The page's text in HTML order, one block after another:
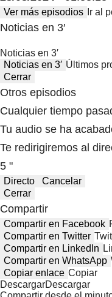
Ver más episodios Ir al
Noticias en 3′
Noticias en 3′
Noticias en 3′ Últimos
Cerrar
Otros episodios
Cualquier tiempo
Tu audio se ha
Te redirigiremos al
5 "
Directo
Cancelar
Cerrar
Compartir
Compartir en Facebook
Compartir en Twitter
Compartir en LinkedIn
Compartir en WhatsApp
Copiar enlace Copiar
DescargarDescargar